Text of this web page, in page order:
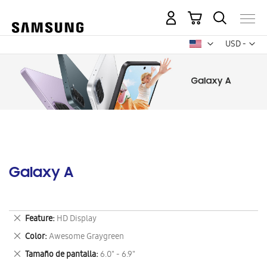
USD -
dólar
Mi carrito
Galaxy A
Feature HD Display
Eliminar
este
artículo
Color Awesome Graygreen
Eliminar
este
artículo
Tamaño de pantalla 6.0" - 6.9"
Eliminar